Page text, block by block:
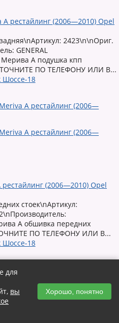
рестайлинг (2006—2010) Opel
2423\n\nОриг.
GENERAL
А подушка кпп
ПО ТЕЛЕФОНУ ИЛИ В...
Шоссе-18
(2006—2010) Opel
стоек\nАртикул:
А обшивка передних
ПО ТЕЛЕФОНУ ИЛИ В...
Шоссе-18
для
вы
Хорошо, понятно